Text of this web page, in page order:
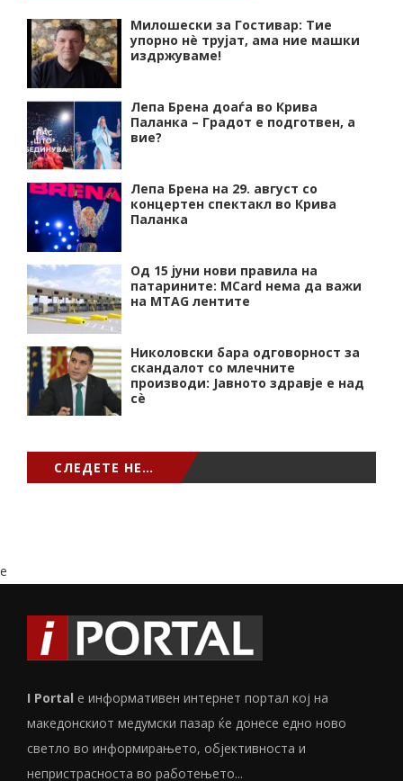
Милошески за Гостивар: Тие
упорно нѐ трујат, ама ние машки
издржуваме!
Лепа Брена доаѓа во Крива
Паланка – Градот е подготвен, а
вие?
Лепа Брена на 29. август со
концертен спектакл во Крива
Паланка
Од 15 јуни нови правила на
патарините: MCard нема да важи
на MTAG лентите
Николовски бара одговорност за
скандалот со млечните
производи: Јавното здравје е над
сѐ
СЛЕДЕТЕ НЕ…
e
I Portal е информативен интернет портал кој на
македонскиот медумски пазар ќе донесе едно ново
светло во информирањето, објективноста и
непристрасноста во работењето...